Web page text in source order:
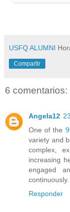
USFQ ALUMNI
Compartir
6 comentarios:
Angela12
One of the
variety and
complex,
increasing
engaged
continuously.
Responder